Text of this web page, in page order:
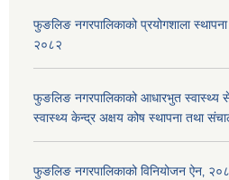
फुङलिङ नगरपालिकाको प्रयोगशाला स्थापना
२०८२
फुङलिङ नगरपालिकाको आधारभुत स्वास्थ्य
स्वास्थ्य केन्द्र अक्षय कोष स्थापना तथा
फुङलिङ नगरपालिकाको विनियोजन ऐन‚